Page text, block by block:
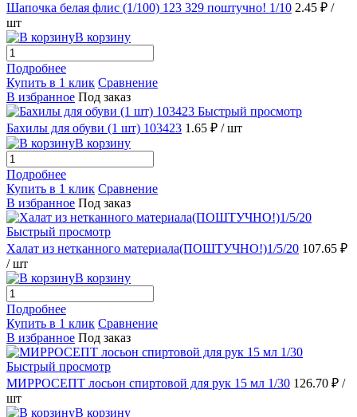
Шапочка белая флис (1/100) 123 329 поштучно! 1/10 2.45 ₽ /
шт
В корзину
Подробнее
Купить в 1 клик Сравнение
В избранное Под заказ
Быстрый просмотр
Бахилы для обуви (1 шт) 103423 1.65 ₽ / шт
В корзину
Подробнее
Купить в 1 клик Сравнение
В избранное Под заказ
Быстрый просмотр
Халат из нетканного материала(ПОШТУЧНО!)1/5/20 107.65 ₽
/ шт
В корзину
Подробнее
Купить в 1 клик Сравнение
В избранное Под заказ
Быстрый просмотр
МИРРОСЕПТ лосьон спиртовой для рук 15 мл 1/30 126.70 ₽ /
шт
В корзину